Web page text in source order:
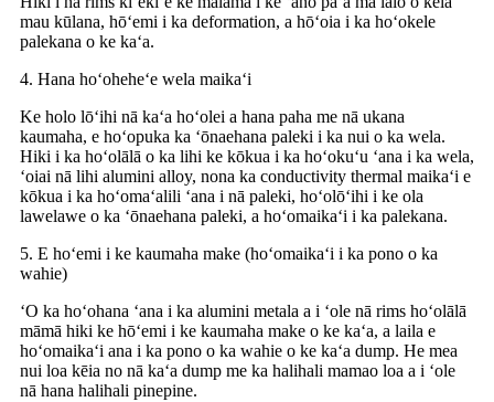
mau kūlana, hōʻemi i ka deformation, a hōʻoia i ka hoʻokele
palekana o ke kaʻa.
4. Hana hoʻoheheʻe wela maikaʻi
Ke holo lōʻihi nā kaʻa hoʻolei a hana paha me nā ukana
kaumaha, e hoʻopuka ka ʻōnaehana paleki i ka nui o ka wela.
Hiki i ka hoʻolālā o ka lihi ke kōkua i ka hoʻokuʻu ʻana i ka wela,
ʻoiai nā lihi alumini alloy, nona ka conductivity thermal maikaʻi e
kōkua i ka hoʻomaʻalili ʻana i nā paleki, hoʻolōʻihi i ke ola
lawelawe o ka ʻōnaehana paleki, a hoʻomaikaʻi i ka palekana.
5. E hoʻemi i ke kaumaha make (hoʻomaikaʻi i ka pono o ka
wahie)
ʻO ka hoʻohana ʻana i ka alumini metala a i ʻole nā ​​​​rims hoʻolālā
māmā hiki ke hōʻemi i ke kaumaha make o ke kaʻa, a laila e
hoʻomaikaʻi ana i ka pono o ka wahie o ke kaʻa dump. He mea
nui loa kēia no nā kaʻa dump me ka halihali mamao loa a i ʻole
nā ​​​​hana halihali pinepine.